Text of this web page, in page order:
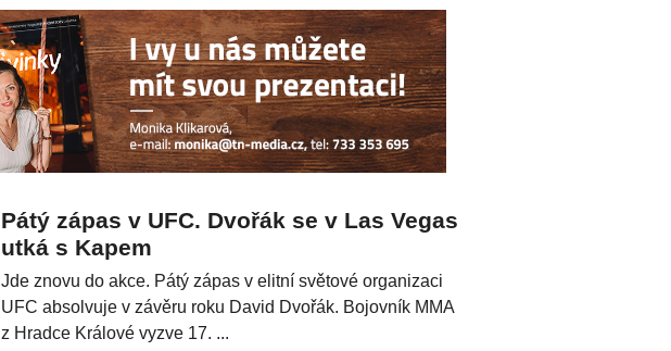
Pátý zápas v UFC. Dvořák se v Las Vegas
utká s Kapem
Jde znovu do akce. Pátý zápas v elitní světové organizaci
UFC absolvuje v závěru roku David Dvořák. Bojovník MMA
z Hradce Králové vyzve 17. ...